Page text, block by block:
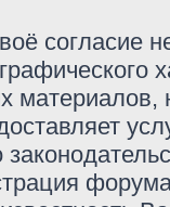
согласие